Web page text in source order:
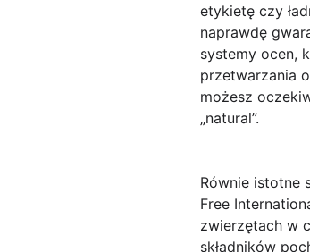
etykietę czy
naprawdę
systemy ocen,
przetwarzania
możesz
„natural”.
Równie istotne
Free
zwierzętach w
składników